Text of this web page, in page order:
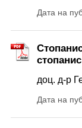
Дата на
доц. д-р
Дата на